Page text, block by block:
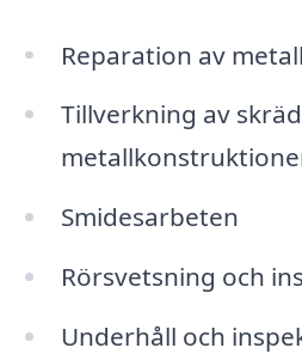
Reparation av
Tillverkning av
Smidesarbeten
Rörsvetsning och
Underhåll och